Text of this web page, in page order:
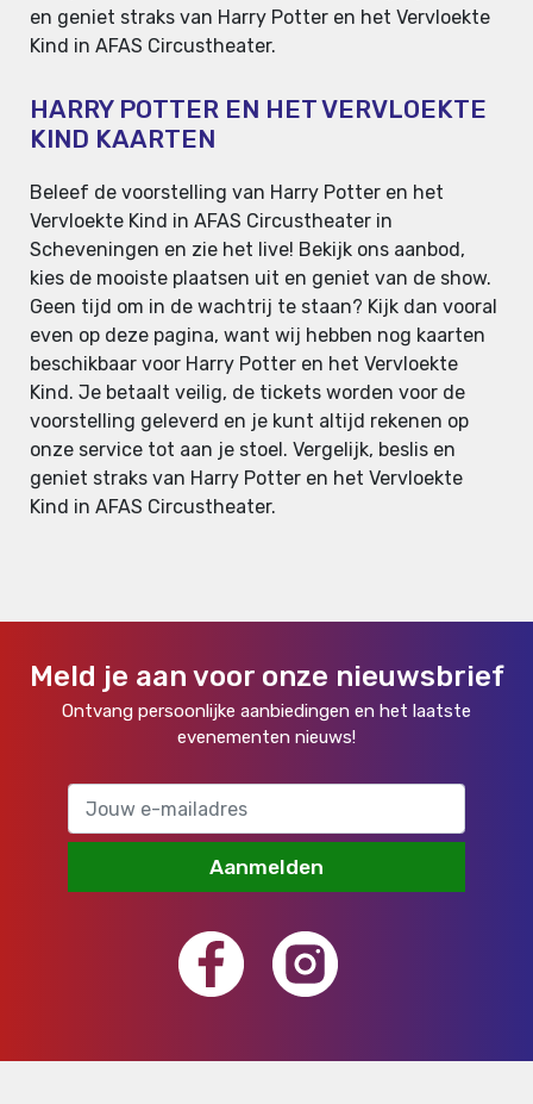
en geniet straks van Harry Potter en het Vervloekte
Kind in AFAS Circustheater.
HARRY POTTER EN HET VERVLOEKTE
KIND KAARTEN
Beleef de voorstelling van Harry Potter en het
Vervloekte Kind in AFAS Circustheater in
Scheveningen en zie het live! Bekijk ons aanbod,
kies de mooiste plaatsen uit en geniet van de show.
Geen tijd om in de wachtrij te staan? Kijk dan vooral
even op deze pagina, want wij hebben nog kaarten
beschikbaar voor Harry Potter en het Vervloekte
Kind. Je betaalt veilig, de tickets worden voor de
voorstelling geleverd en je kunt altijd rekenen op
onze service tot aan je stoel. Vergelijk, beslis en
geniet straks van Harry Potter en het Vervloekte
Kind in AFAS Circustheater.
Meld je aan voor onze nieuwsbrief
Ontvang persoonlijke aanbiedingen en het laatste
evenementen nieuws!
Aanmelden